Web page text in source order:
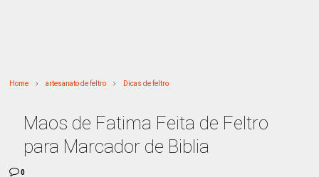
Home artesanato de feltro Dicas de feltro
Maos de Fatima Feita de Feltro
para Marcador de Biblia
0